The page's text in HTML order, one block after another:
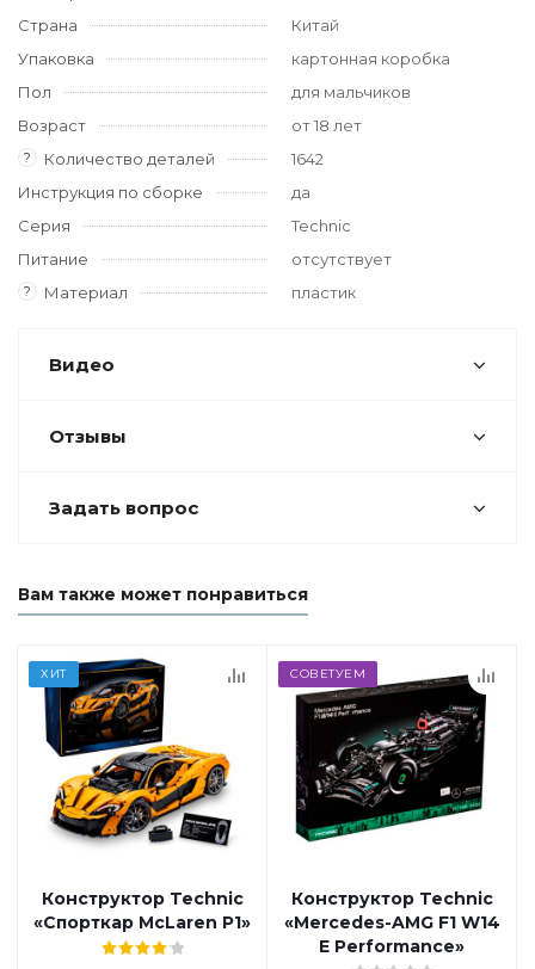
Страна
Китай
Упаковка
картонная коробка
Пол
для мальчиков
Возраст
от 18 лет
? Количество деталей
1642
Инструкция по сборке
да
Серия
Technic
Питание
отсутствует
? Материал пластик
Видео
Отзывы
Задать вопрос
Вам также может понравиться
ХИТ
Конструктор Technic
«Спорткар McLaren P1»
СОВЕТУЕМ
Конструктор Technic
«Mercedes-AMG F1 W14
E Performance»